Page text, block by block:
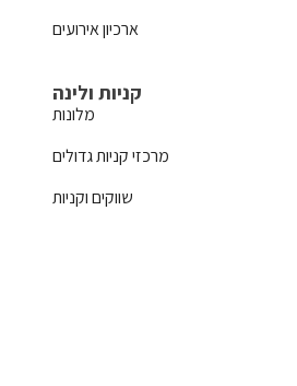
ארכיון אירועים
קניות ולינה
מלונות
מרכזי קניות גדולים
שווקים וקניות